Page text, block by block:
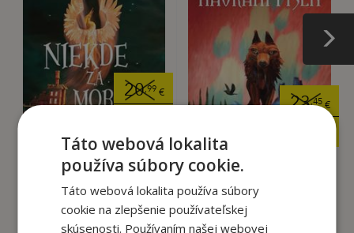
20,99 €
Niekde za morom -
Návrat do domu na
a...
23,45€
Green Creek Havraní
píseň
TJ Klune
Táto webová lokalita
používa súbory cookie.
Táto webová lokalita používa súbory
cookie na zlepšenie používateľskej
skúsenosti. Používaním našej webovej